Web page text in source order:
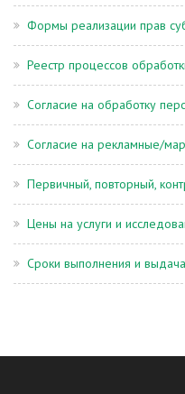
Формы реализации прав
Реестр процессов
Согласие на обработку
Согласие на рекламные/
Первичный, повторный,
Цены на услуги и
Сроки выполнения и